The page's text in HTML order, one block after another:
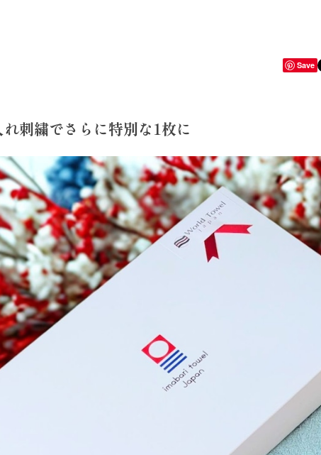
Save
刺繍でさらに特別な1枚に